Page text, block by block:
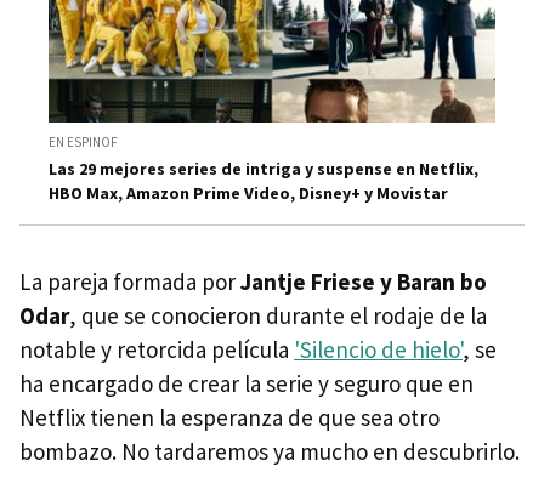
EN ESPINOF
Las 29 mejores series de intriga y suspense en Netflix,
HBO Max, Amazon Prime Video, Disney+ y Movistar
La pareja formada porJantje Friese y Baran bo
Odar, que se conocieron durante el rodaje de la
notable y retorcida película 'Silencio de hielo', se
ha encargado de crear la serie y seguro que en
Netflix tienen la esperanza de que sea otro
bombazo. No tardaremos ya mucho en descubrirlo.